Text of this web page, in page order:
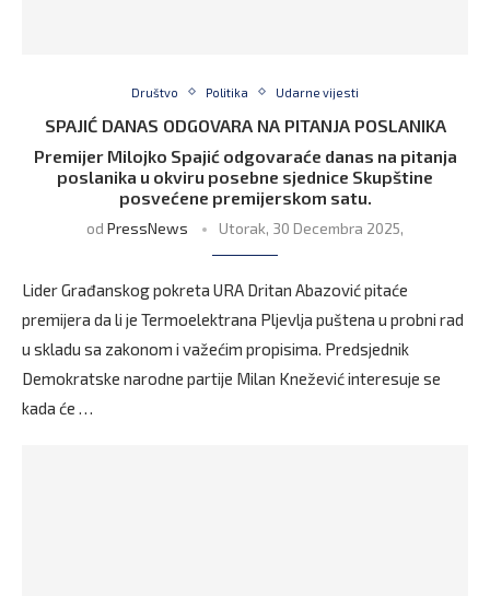
Društvo Politika Udarne vijesti
SPAJIĆ DANAS ODGOVARA NA PITANJA POSLANIKA
Premijer Milojko Spajić odgovaraće danas na pitanja
poslanika u okviru posebne sjednice Skupštine
posvećene premijerskom satu.
od PressNews Utorak, 30 Decembra 2025,
Lider Građanskog pokreta URA Dritan Abazović pitaće
premijera da li je Termoelektrana Pljevlja puštena u probni rad
u skladu sa zakonom i važećim propisima. Predsjednik
Demokratske narodne partije Milan Knežević interesuje se
kada će …